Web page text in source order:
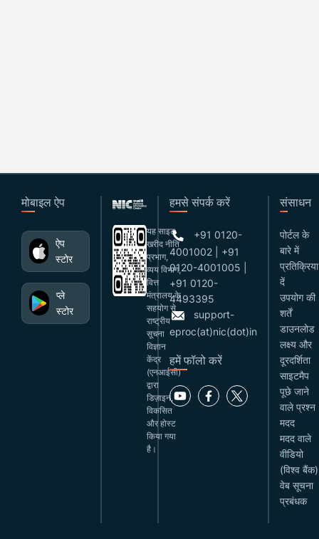
मोबाइल ऐप
ऐप
स्टोर
प्ले
स्टोर
यह साइट
खरीद नीति
प्रभाग,
व्यय विभाग,
वित्त
मंत्रालय के
सहयोग से
राष्ट्रीय
सूचना
विज्ञान
केंद्र
(एनआईसी)
द्वारा
डिज़ाइन,
विकसित
और होस्ट
किया गया
है।
हमसे संपर्क करें
+91 0120-
4001002 | +91
0120-4001005 |
+91 0120-
4493395
support-
eproc(at)nic(dot)in
हमें फॉलो करें
संसाधन
पोर्टल के
बारे में
प्रतिक्रिया
दें
उपयोग की
शर्तें
डाउनलोड
लक्ष्य और
दूरदर्शिता
साइटमैप
पूछे जाने
वाले प्रश्न
मदद
मदद वाले
वीडियो
(विश्व बैंक)
वेब सूचना
प्रबंधक